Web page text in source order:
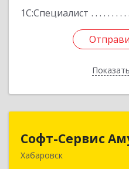
1С:Специалист
Софт-Сервис
Хабаровск680000,